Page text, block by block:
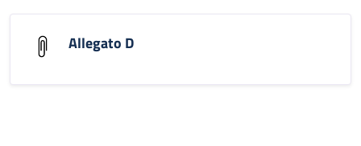
Allegato D